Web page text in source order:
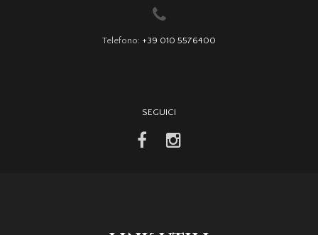
Telefono: +39 010 5576400
SEGUICI
facebookinstagram